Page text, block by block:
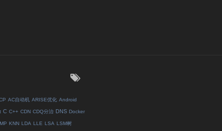
AC自动机 ARISE优化 Android
C C++ CDN CDQ分治 DNS Docker
KNN LDA LLE LSA LSM树